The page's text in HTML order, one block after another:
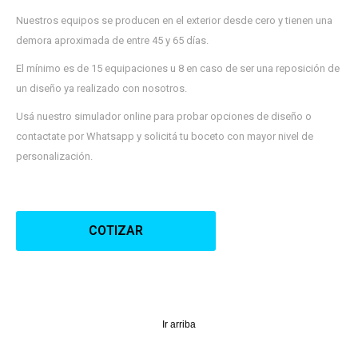
Nuestros equipos se producen en el exterior desde cero y tienen una
demora aproximada de entre 45 y 65 días.
El mínimo es de 15 equipaciones u 8 en caso de ser una reposición de
un diseño ya realizado con nosotros.
Usá nuestro simulador online para probar opciones de diseño o
contactate por Whatsapp y solicitá tu boceto con mayor nivel de
personalización.
COTIZAR
Ir arriba
Comprá ahora y Pagá
Después, hasta en 12
cuotas y sin tocar tu
tarjeta de crédito
con Pago Después:
Cédula de identidad
Celular
Estás calificado para comprar usando Pago
Después.
¡Tenés hasta
Elegí tus productos preferidos
Elegís Pago Después como metodo de pago
* sujeto a aprobación crediticia. El monto disponible
Parece que no tenes oferta, lamentamos el
inconveniente, por cualquier duda contactanos
en preguntas@pagodespues.com.uy
¡Algo salió mal!
Por favor intenta nuevamente mas tarde.